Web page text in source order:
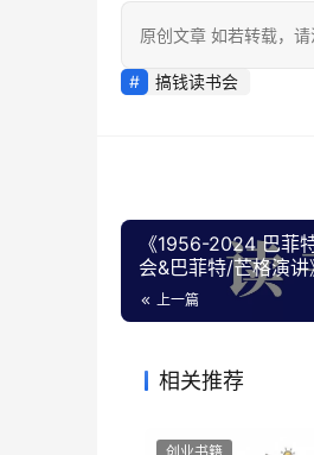
原创文章 如若转载，请
搞钱读书会
《1956-2024 巴菲
会&巴菲特/芒格演
上一篇
相关推荐